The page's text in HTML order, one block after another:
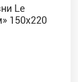
Le
150x220